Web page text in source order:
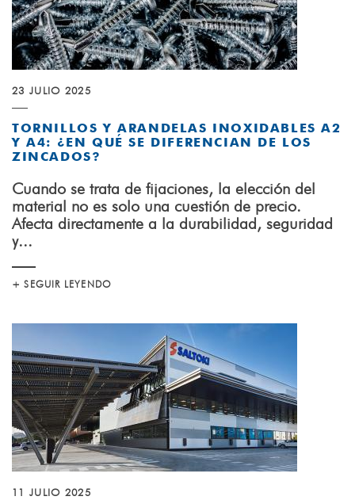
23 JULIO 2025
TORNILLOS Y ARANDELAS INOXIDABLES A2
Y A4: ¿EN QUÉ SE DIFERENCIAN DE LOS
ZINCADOS?
Cuando se trata de fijaciones, la elección del
material no es solo una cuestión de precio.
Afecta directamente a la durabilidad, seguridad
y...
+ SEGUIR LEYENDO
11 JULIO 2025